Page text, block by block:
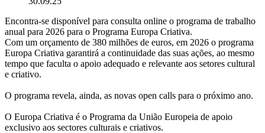
Encontra-se disponível para consulta online o programa de trabalho
anual para 2026 para o Programa Europa Criativa.
Com um orçamento de 380 milhões de euros, em 2026 o programa
Europa Criativa garantirá a continuidade das suas ações, ao mesmo
tempo que faculta o apoio adequado e relevante aos setores cultural
e criativo.
O programa revela, ainda, as novas open calls para o próximo ano.
O Europa Criativa é o Programa da União Europeia de apoio
exclusivo aos sectores culturais e criativos.